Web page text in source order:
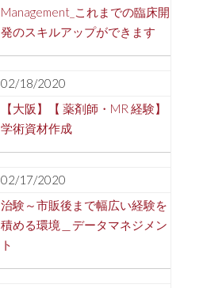
Management_これまでの臨床開
発のスキルアップができます
02/18/2020
【大阪】【 薬剤師・MR 経験】
学術資材作成
02/17/2020
治験～市販後まで幅広い経験を
積める環境＿データマネジメン
ト